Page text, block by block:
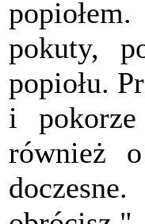
pokuty,
popiołu.
i pokorze
również